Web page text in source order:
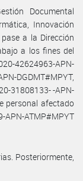
Documental
Innovación
a la Dirección
a los fines del
42624963-APN-
DGDMT#MPYT,
31808133- -APN-
personal afectado
ATMP#MPYT
Posteriormente,